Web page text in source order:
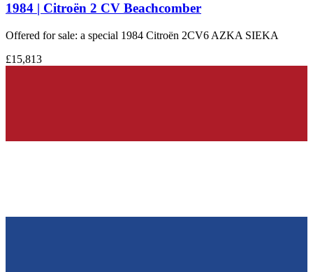
1984 | Citroën 2 CV Beachcomber
Offered for sale: a special 1984 Citroën 2CV6 AZKA SIEKA
£15,813